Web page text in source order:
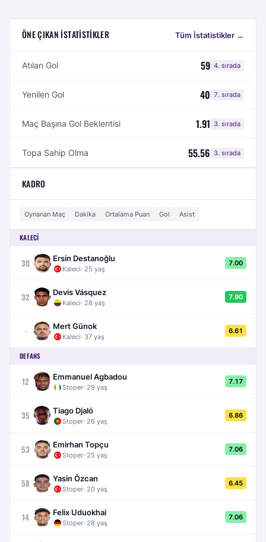
ÖNE ÇIKAN İSTATISTIKLER Tüm İstatistikler →
Atılan Gol 59 4. sırada
Yenilen Gol 40 7. sırada
Maç Başına Gol Beklentisi 1.91 3. sırada
Topa Sahip Olma 55.56 3. sırada
KADRO
Oynanan Maç Dakika Ortalama Puan Gol Asist
KALECI
30 Ersin Destanoğlu
Kaleci· 25 yaş
7.00
32 Devis Vásquez
Kaleci· 28 yaş
7.90
- Mert Günok
Kaleci· 37 yaş
6.61
DEFANS
12 Emmanuel Agbadou
Stoper· 29 yaş
7.17
35 Tiago Djaló
Stoper· 26 yaş
6.86
53 Emirhan Topçu
Stoper· 25 yaş
7.06
58 Yasin Özcan
Stoper· 20 yaş
6.45
14 Felix Uduokhai
Stoper· 28 yaş
7.06